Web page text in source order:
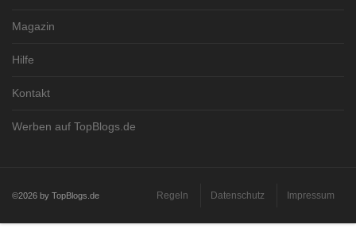
Magazin
Hilfe
Kontakt
Werben auf TopBlogs.de
©2026 by TopBlogs.de Regeln Datenschutz Impressum